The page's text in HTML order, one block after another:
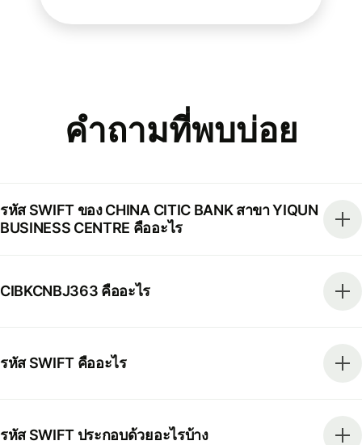
คำถามที่พบบ่อย
รหัส SWIFT ของ CHINA CITIC BANK สาขา YIQUN
BUSINESS CENTRE คืออะไร
CIBKCNBJ363 คืออะไร
รหัส SWIFT คืออะไร
รหัส SWIFT ประกอบด้วยอะไรบ้าง